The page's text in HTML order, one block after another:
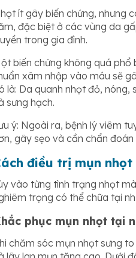
ít gây biến chứng, nhưng
đặc biệt ở các vùng da
trong gia đình.
biến chứng không quá
xâm nhập vào máu sẽ
là: Da quanh nhọt đỏ, nóng,
sưng hạch.
ý: Ngoài ra, bệnh lý viêm
gây sẹo và cần chẩn
điều trị mụn nhọt
vào từng tình trạng nhọt
trọng có thể chữa tại
phục mụn nhọt tại
chăm sóc mụn nhọt sưng